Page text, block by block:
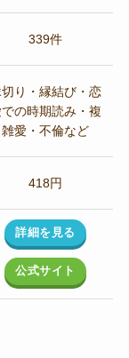
339件
り・縁結び・恋
の時期読み・複
雑愛・不倫など
418円
詳細を見る
公式サイト